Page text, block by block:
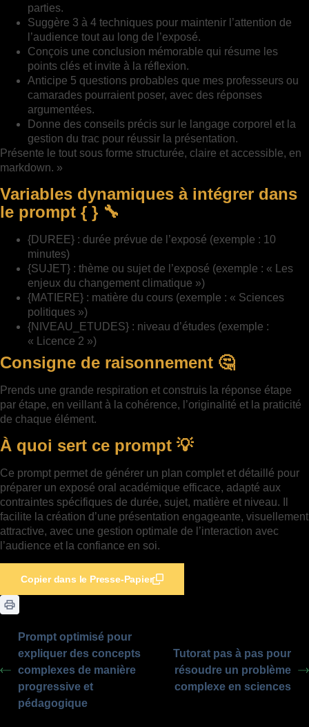
parties.
Suggère 3 à 4 techniques pour maintenir l’attention de
l’audience tout au long de l’exposé.
Conçois une conclusion mémorable qui résume les
points clés et invite à la réflexion.
Anticipe 5 questions probables que mes professeurs ou
camarades pourraient poser, avec des réponses
argumentées.
Donne des conseils précis sur le langage corporel et la
gestion du trac pour réussir la présentation.
Présente le tout sous forme structurée, claire et accessible, en
markdown. »
Variables dynamiques à intégrer dans
le prompt { } 🔧
{DUREE} : durée prévue de l’exposé (exemple : 10
minutes)
{SUJET} : thème ou sujet de l’exposé (exemple : « Les
enjeux du changement climatique »)
{MATIERE} : matière du cours (exemple : « Sciences
politiques »)
{NIVEAU_ETUDES} : niveau d’études (exemple :
« Licence 2 »)
Consigne de raisonnement 🤔
Prends une grande respiration et construis la réponse étape
par étape, en veillant à la cohérence, l’originalité et la praticité
de chaque élément.
À quoi sert ce prompt 💡
Ce prompt permet de générer un plan complet et détaillé pour
préparer un exposé oral académique efficace, adapté aux
contraintes spécifiques de durée, sujet, matière et niveau. Il
facilite la création d’une présentation engageante, visuellement
attractive, avec une gestion optimale de l’interaction avec
l’audience et la confiance en soi.
Copier dans le Presse-Papier
Prompt optimisé pour
expliquer des concepts
complexes de manière
progressive et
pédagogique
Tutorat pas à pas pour
résoudre un problème
complexe en sciences